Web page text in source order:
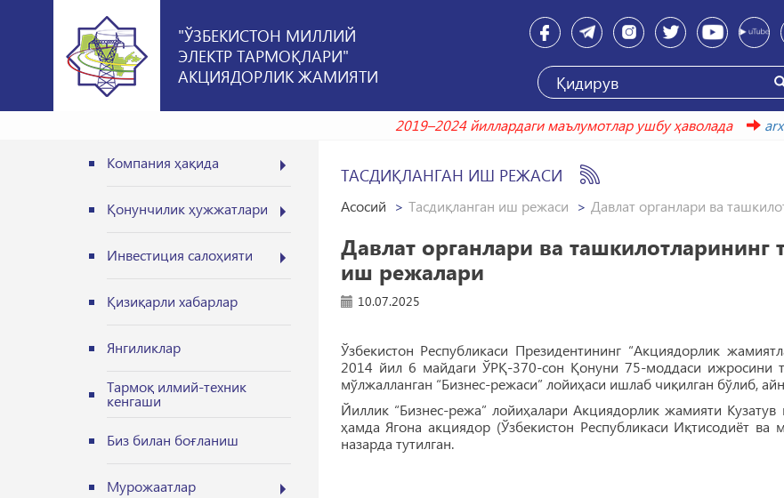
"ЎЗБЕКИСТОН МИЛЛИЙ
ЭЛЕКТР ТАРМОҚЛАРИ"
АКЦИЯДОРЛИК ЖАМИЯТИ
2019–2024 йиллардаги маълумотлар ушбу ҳаволада
Компания ҳақида
Қонунчилик ҳужжатлари
Инвестиция салоҳияти
Қизиқарли хабарлар
Янгиликлар
Тармоқ илмий-техник
кенгаши
Биз билан боғланиш
Мурожаатлар
ТАСДИҚЛАНГАН ИШ РЕЖАСИ
Асосий Тасдиқланган иш режаси Давлат органлари ва
Давлат органлари ва
иш режалари
10.07.2025
Ўзбекистон Республикаси Президентининг “Акциядорлик
2014 йил 6 майдаги ЎРҚ-370-сон Қонуни 75-моддаси ижросини
мўлжалланган “Бизнес-режаси” лойиҳаси ишлаб чиқилган бўлиб,
Йиллик “Бизнес-режа” лойиҳалари Акциядорлик жамияти
ҳамда Ягона акциядор (Ўзбекистон Республикаси Иқтисодиёт
назарда тутилган.